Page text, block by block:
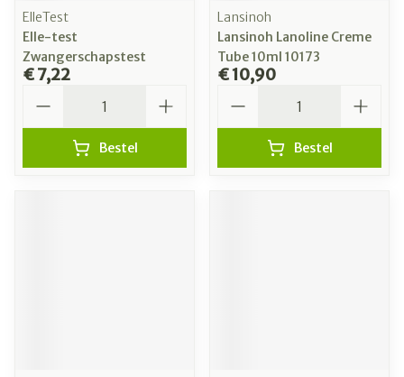
ElleTest
Elle-test
Zwangerschapstest
€ 7,22
Bestel
Lansinoh
Lansinoh Lanoline Creme
Tube 10ml 10173
€ 10,90
Bestel